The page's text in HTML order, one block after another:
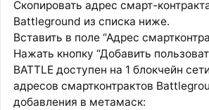
Скопировать адрес смарт-
Battleground из списка ниже.
Вставить в поле “Адрес
Нажать кнопку “Добавить
BATTLE доступен на 1 блокчейн
адресов смартконтрактов
добавления в метамаск: